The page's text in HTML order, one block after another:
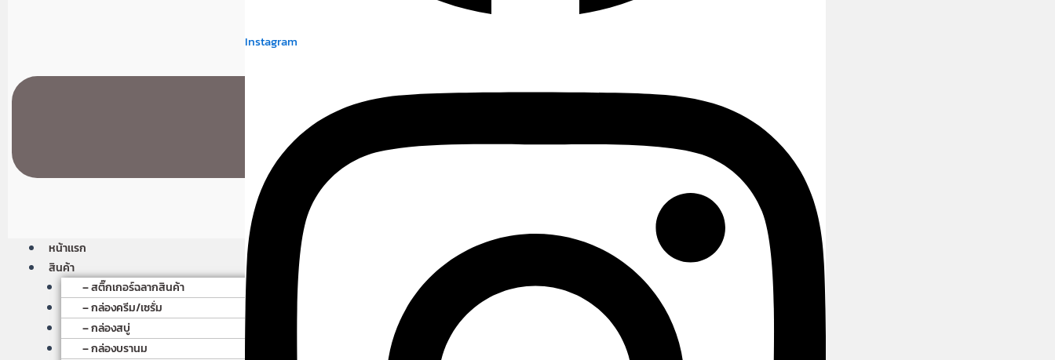
หน้าเเรก
สินค้า
– สติ๊กเกอร์ฉลากสินค้า
– กล่องครีม/เซรั่ม
– กล่องสบู่
– กล่องบรานม
Instagram